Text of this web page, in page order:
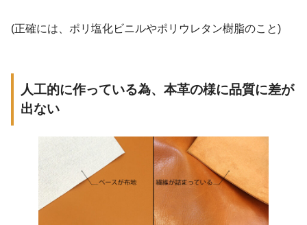
(正確には、ポリ塩化ビニルやポリウレタン樹脂のこと)
人工的に作っている為、本革の様に品質に差が
出ない